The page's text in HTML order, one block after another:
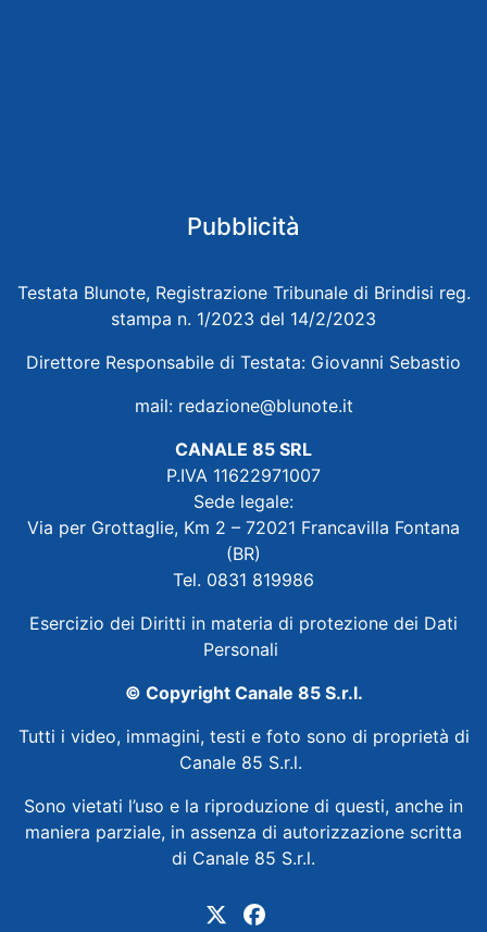
Pubblicità
Testata Blunote, Registrazione Tribunale di Brindisi reg.
stampa n. 1/2023 del 14/2/2023
Direttore Responsabile di Testata: Giovanni Sebastio
mail: redazione@blunote.it
CANALE 85 SRL
P.IVA 11622971007
Sede legale:
Via per Grottaglie, Km 2 – 72021 Francavilla Fontana
(BR)
Tel. 0831 819986
Esercizio dei Diritti in materia di protezione dei Dati
Personali
© Copyright Canale 85 S.r.l.
Tutti i video, immagini, testi e foto sono di proprietà di
Canale 85 S.r.l.
Sono vietati l’uso e la riproduzione di questi, anche in
maniera parziale, in assenza di autorizzazione scritta
di Canale 85 S.r.l.